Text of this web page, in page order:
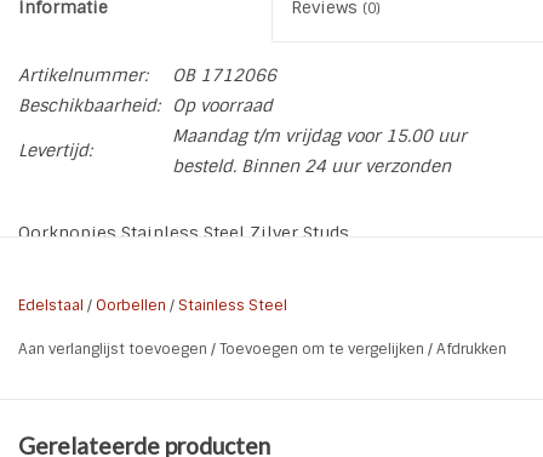
Informatie Reviews (0)
Artikelnummer:
OB 1712066
Beschikbaarheid:
Op voorraad
Levertijd:
Maandag t/m vrijdag voor 15.00 uur
besteld. Binnen 24 uur verzonden
Oorknopjes Stainless Steel Zilver Studs
Kleur: Zilver
Edelstaal /Oorbellen / Stainless Steel
Aan verlanglijst toevoegen /Toevoegen om te vergelijken /Afdrukken
Gerelateerde producten